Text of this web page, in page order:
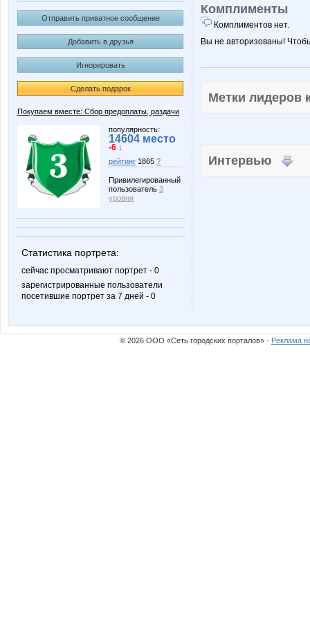
Отправить приватное сообщение
Добавить в друзья
Игнорировать
Сделать подарок
Покупаем вместе: Сбор предоплаты, раздачи
популярность:
14604 место
-6 ↓
рейтинг 1865 ?
Привилегированный
пользователь 3
уровня
Статистика портрета:
сейчас просматривают портрет - 0
зарегистрированные пользователи
посетившие портрет за 7 дней - 0
Комплименты
Комплиментов нет.
Вы не авторизованы!
Метки
Интервью
© 2026 ООО «Сеть городских порталов» · Реклама